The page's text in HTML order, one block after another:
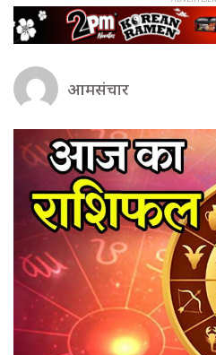
आमसंचार